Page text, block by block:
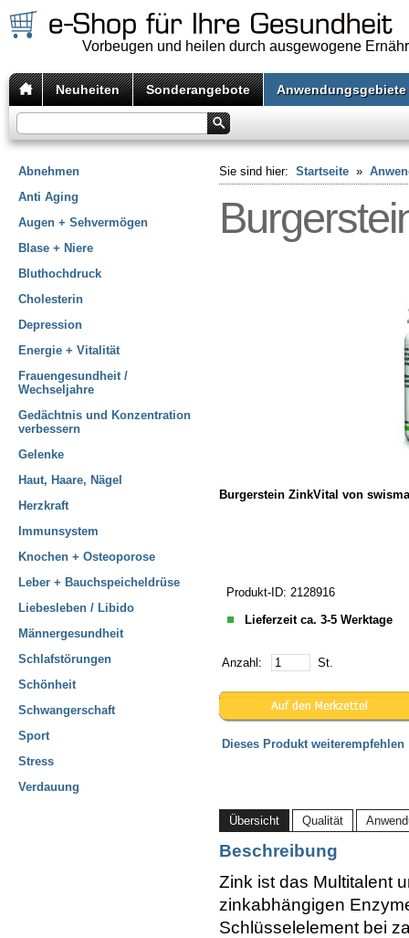
Vorbeugen und heilen durch ausgewogene
Neuheiten Sonderangebote Anwendungsgebiete
Abnehmen
Anti Aging
Augen + Sehvermögen
Blase + Niere
Bluthochdruck
Cholesterin
Depression
Energie + Vitalität
Frauengesundheit /
Wechseljahre
Gedächtnis und Konzentration
verbessern
Gelenke
Haut, Haare, Nägel
Herzkraft
Immunsystem
Knochen + Osteoporose
Leber + Bauchspeicheldrüse
Liebesleben / Libido
Männergesundheit
Schlafstörungen
Schönheit
Schwangerschaft
Sport
Stress
Verdauung
Sie sind hier: Startseite »
Burgerstein ZinkVital von
Produkt-ID: 2128916
Lieferzeit ca. 3-5 Werktage
Anzahl: St.
Dieses Produkt weiterempfehlen
Übersicht Qualität
Beschreibung
Zink ist das Multitalent
zinkabhängigen
Schlüsselelement bei